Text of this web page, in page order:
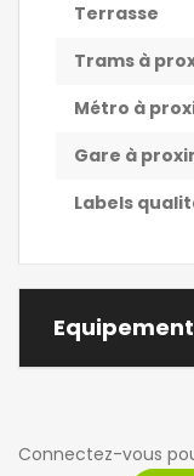
Terrasse
Trams à
Métro à
Gare à
Labels
Equipement
Connectez-vous